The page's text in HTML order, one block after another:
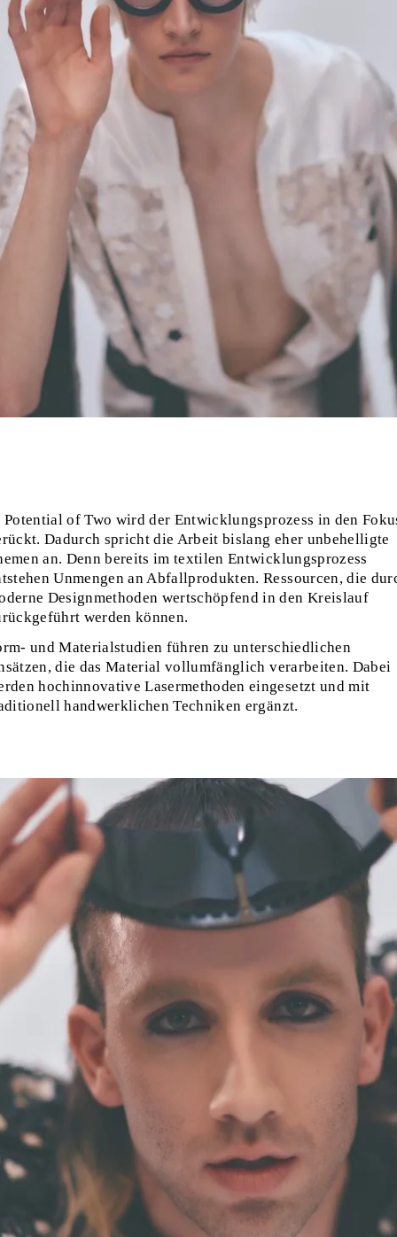
Potential of Two wird der Entwicklungsprozess in den
Dadurch spricht die Arbeit bislang eher unbehelligte
an. Denn bereits im textilen Entwicklungsprozess
Unmengen an Abfallprodukten. Ressourcen, die
Designmethoden wertschöpfend in den Kreislauf
werden können.
und Materialstudien führen zu unterschiedlichen
die das Material vollumfänglich verarbeiten. Dabei
hochinnovative Lasermethoden eingesetzt und mit
handwerklichen Techniken ergänzt.